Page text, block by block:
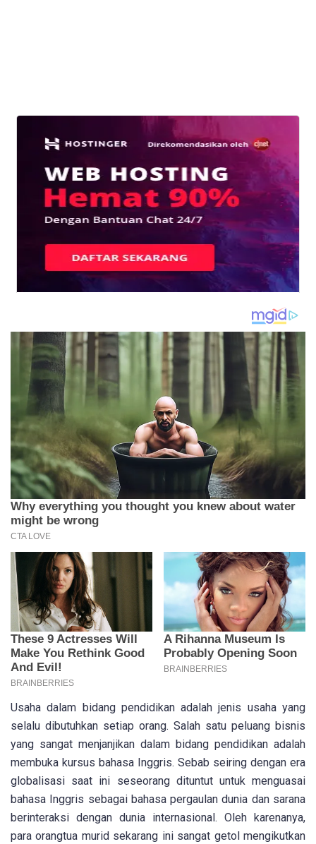
Usaha dalam bidang pendidikan adalah jenis usaha yang
selalu dibutuhkan setiap orang. Salah satu peluang bisnis
yang sangat menjanjikan dalam bidang pendidikan adalah
membuka kursus bahasa Inggris. Sebab seiring dengan era
globalisasi saat ini seseorang dituntut untuk menguasai
bahasa Inggris sebagai bahasa pergaulan dunia dan sarana
berinteraksi dengan dunia internasional. Oleh karenanya,
para orangtua murid sekarang ini sangat getol mengikutkan